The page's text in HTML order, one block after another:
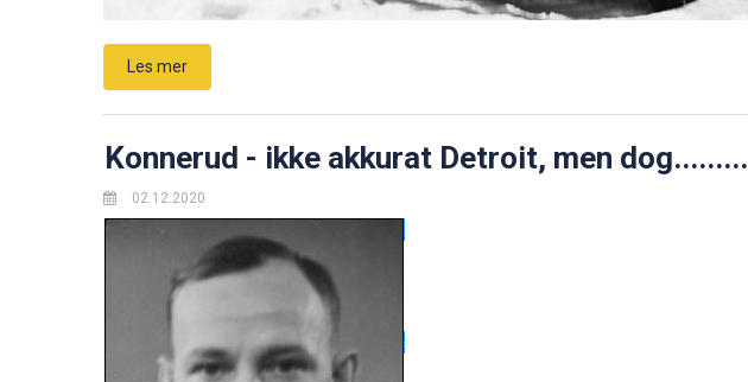
Les mer
Konnerud - ikke akkurat Detroit, men dog.........
02.12.2020